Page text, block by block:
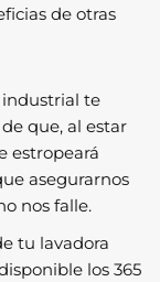
de otras
industrial te
que, al estar
estropeará
asegurarnos
nos falle.
tu lavadora
los 365